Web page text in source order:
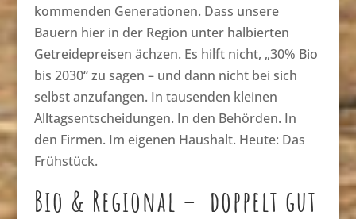
kommenden Generationen. Dass unsere
Bauern hier in der Region unter halbierten
Getreidepreisen ächzen. Es hilft nicht, „30% Bio
bis 2030“ zu sagen – und dann nicht bei sich
selbst anzufangen. In tausenden kleinen
Alltagsentscheidungen. In den Behörden. In
den Firmen. Im eigenen Haushalt. Heute: Das
Frühstück.
Bio & Regional – doppelt gut